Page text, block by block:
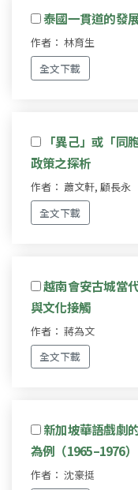
泰國一貫道的發
作者： 林育生
全文下載
「異己」或「同
政策之探析
作者： 蕭文軒, 顧長永
全文下載
越南會安古城當
與文化接觸
作者： 蔣為文
全文下載
新加坡華語戲劇
為例（1965–1976）
作者： 沈豪挺